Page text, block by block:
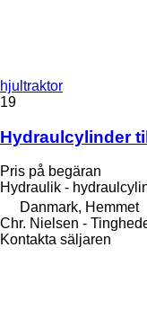
hjultraktor
19
Hydraulcylinder
Pris på begäran
Hydraulik -
Danmark, Hemmet
Chr. Nielsen -
Kontakta säljaren